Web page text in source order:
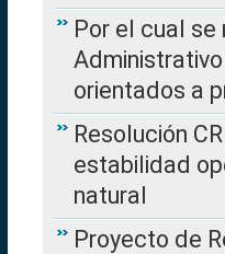
Por el cual
orientados a
Resolución
estabilidad
natural
Proyecto de